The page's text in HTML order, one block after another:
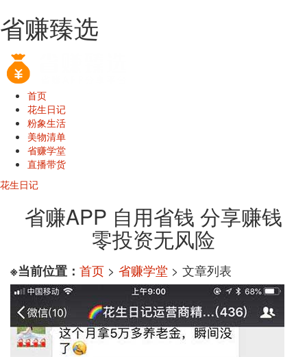
省赚臻选
首页
花生日记
粉象生活
美物清单
省赚学堂
直播带货
花生日记
省赚APP 自用省钱 分享赚钱
零投资无风险
※当前位置： 首页 > 省赚学堂 > 文章列表